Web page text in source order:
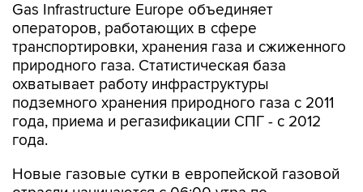
Gas Infrastructure Europe объединяет
операторов, работающих в сфере
транспортировки, хранения газа и сжиженного
природного газа. Статистическая база
охватывает работу инфраструктуры
подземного хранения природного газа с 2011
года, приема и регазификации СПГ - с 2012
года.
Новые газовые сутки в европейской газовой